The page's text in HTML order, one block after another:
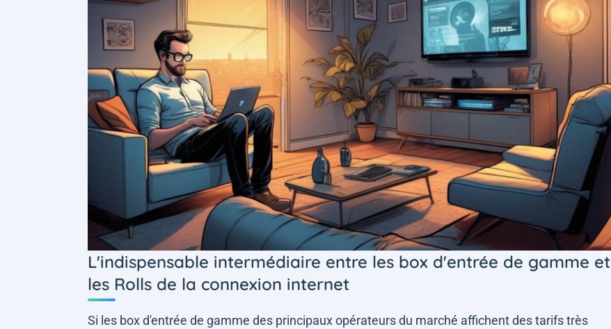
L'indispensable intermédiaire entre les box d'entrée de gamme et
les Rolls de la connexion internet
Si les box d'entrée de gamme des principaux opérateurs du marché affichent des tarifs très